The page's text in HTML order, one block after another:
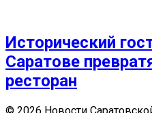
Исторический
Саратове
ресторан